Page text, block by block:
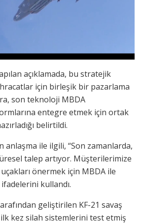
açıklamada, bu stratejik
için birleşik bir pazarlama
son teknoloji MBDA
entegre etmek için ortak
belirtildi.
anlaşma ile ilgili, “Son zamanlarda,
talep artıyor. Müşterilerimize
önermek için MBDA ile
ifadelerini kullandı.
geliştirilen KF-21 savaş
ilk kez silah sistemlerini test etmiş